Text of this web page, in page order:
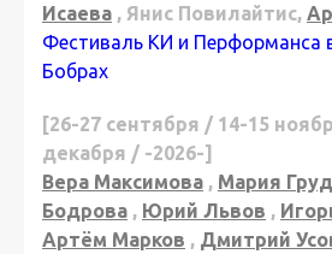
Исаева , Янис Повилайтис,
Фестиваль КИ и Перформанса
Бобрах
[26-27 сентября / 14-15
декабря / -2026-]
Вера Максимова , Мария
Бодрова , Юрий Львов ,
Артём Марков , Дмитрий